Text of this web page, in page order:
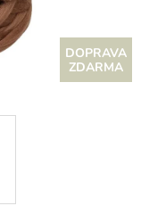
Z
ZDARMA